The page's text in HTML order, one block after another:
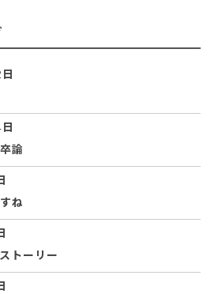
論
ね
トーリー